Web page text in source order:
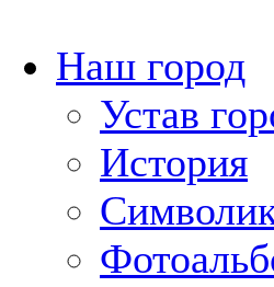
Наш город
Устав
История